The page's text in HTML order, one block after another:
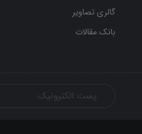
گالری تصاویر
بانک مقالات